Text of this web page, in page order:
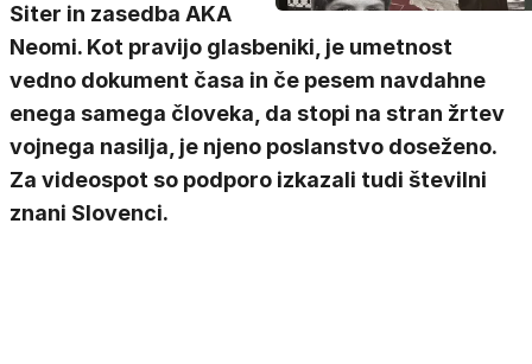
Siter in zasedba AKA
Neomi. Kot pravijo glasbeniki, je umetnost
vedno dokument časa in če pesem navdahne
enega samega človeka, da stopi na stran žrtev
vojnega nasilja, je njeno poslanstvo doseženo.
Za videospot so podporo izkazali tudi številni
znani Slovenci.